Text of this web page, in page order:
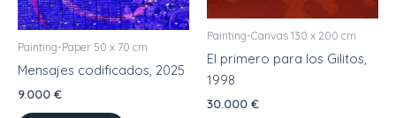
Painting-Paper 50 x 70 cm
Mensajes codificados, 2025
9.000 €
Painting-Canvas 130 x 200 cm
El primero para los Gilitos,
1998
30.000 €